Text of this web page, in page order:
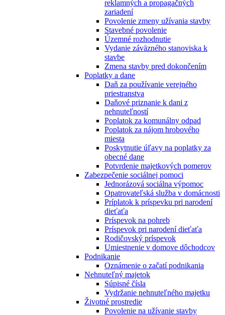
reklamných a propagačných
zariadení
Povolenie zmeny užívania stavby
Stavebné povolenie
Územné rozhodnutie
Vydanie záväzného stanoviska k
stavbe
Zmena stavby pred dokončením
Poplatky a dane
Daň za používanie verejného
priestranstva
Daňové priznanie k dani z
nehnuteľností
Poplatok za komunálny odpad
Poplatok za nájom hrobového
miesta
Poskytnutie úľavy na poplatky za
obecné dane
Potvrdenie majetkových pomerov
Zabezpečenie sociálnej pomoci
Jednorázová sociálna výpomoc
Opatrovateľská služba v domácnosti
Príplatok k príspevku pri narodení
dieťaťa
Príspevok na pohreb
Príspevok pri narodení dieťaťa
Rodičovský príspevok
Umiestnenie v domove dôchodcov
Podnikanie
Oznámenie o začatí podnikania
Nehnuteľný majetok
Súpisné čísla
Vydržanie nehnuteľného majetku
Životné prostredie
Povolenie na užívanie stavby